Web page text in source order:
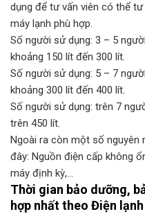
dụng để tư vấn viên có thể
máy lạnh phù hợp.
Số người sử dụng: 3 – 5
khoảng 150 lít đến 300 lít.
Số người sử dụng: 5 – 7
khoảng 300 lít đến 400 lít.
Số người sử dụng: trên 7
trên 450 lít.
Ngoài ra còn một số nguyên
đây: Nguồn điện cấp không
máy định kỳ,…
Thời gian bảo dưỡng,
hợp nhất theo Điện